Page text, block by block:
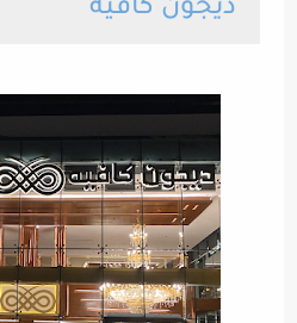
ديجون كافيه